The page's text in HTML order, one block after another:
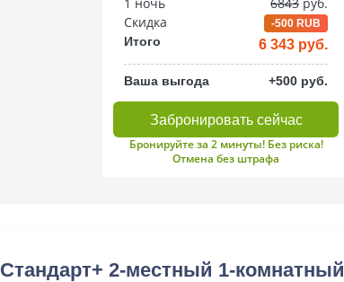
Скидка
-500 RUB
Итого 6 343 руб.
Ваша выгода +500 руб.
Забронировать сейчас
Бронируйте за 2 минуты! Без риска!
Отмена без штрафа
Стандарт+ 2-местный 1-комнатный